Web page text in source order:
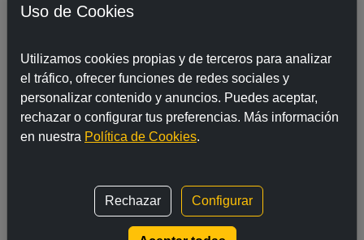
Chile
Actrices españolas más populares
Actores españoles reconocidos
Uso de Cookies
Utilizamos cookies propias y de terceros para analizar
el tráfico, ofrecer funciones de redes sociales y
personalizar contenido y anuncios. Puedes aceptar,
rechazar o configurar tus preferencias. Más información
en nuestra Política de Cookies.
Rechazar Configurar